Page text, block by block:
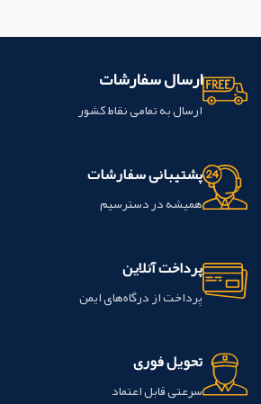
ارسال سفارشات
ارسال به تمامی نقاط کشور
پشتیبانی سفارشات
همیشه در دسترسیم
پرداخت آنلاین
پرداخت از درگاه‌های ایمن
تحویل فوری
سرعتی قابل اعتماد